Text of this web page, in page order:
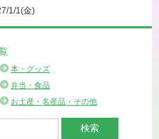
1/1(金)
本・グッズ
弁当・食品
お土産・名産品・その他